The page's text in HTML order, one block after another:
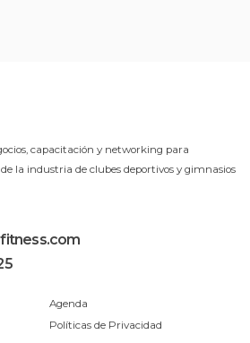
capacitación y networking para
la industria de clubes deportivos y gimnasios
Agenda
Políticas de Privacidad